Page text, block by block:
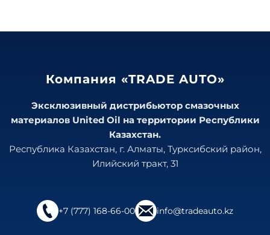
Компания «TRADE AUTO»
Эксклюзивный дистрибьютор смазочных
материалов United Oil на территории Республики
Казахстан.
Республика Казахстан, г. Алматы, Турксибский район,
Илийский тракт, 31
+7 (777) 168-66-00 info@tradeauto.kz